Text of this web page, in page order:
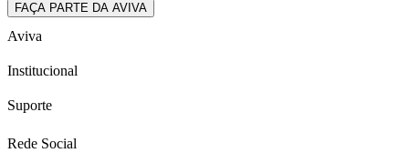
FAÇA PARTE DA AVIVA
Aviva
Institucional
Suporte
Rede Social